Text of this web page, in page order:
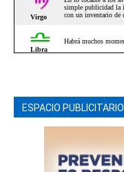
ESPACIO PUBLICITARIO